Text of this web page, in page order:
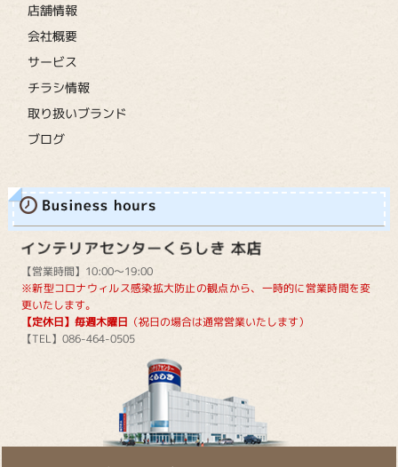
店舗情報
会社概要
サービス
チラシ情報
取り扱いブランド
ブログ
【営業時間】10:00～19:00
※新型コロナウィルス感染拡大防止の観点から、一時的に営業時間を変
更いたします。
【定休日】毎週木曜日 （祝日の場合は通常営業いたします）
【TEL】086-464-0505